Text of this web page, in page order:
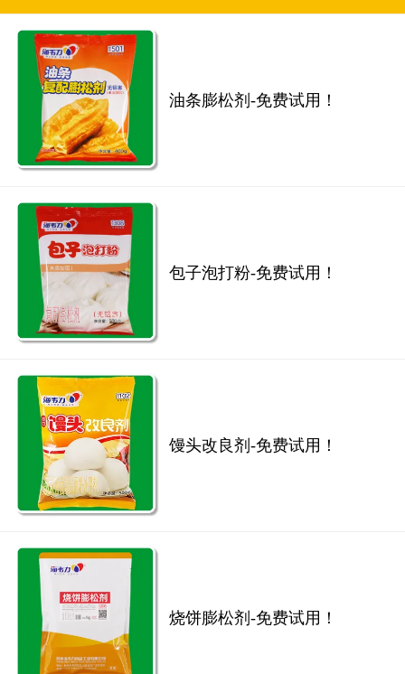
油条膨松剂-免费试用！
包子泡打粉-免费试用！
馒头改良剂-免费试用！
烧饼膨松剂-免费试用！